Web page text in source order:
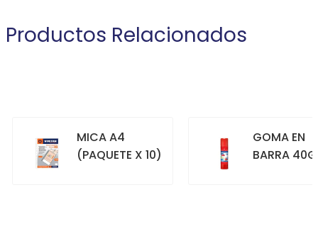
Productos Relacionados
MICA A4
(PAQUETE X 10)
GOMA EN
BARRA